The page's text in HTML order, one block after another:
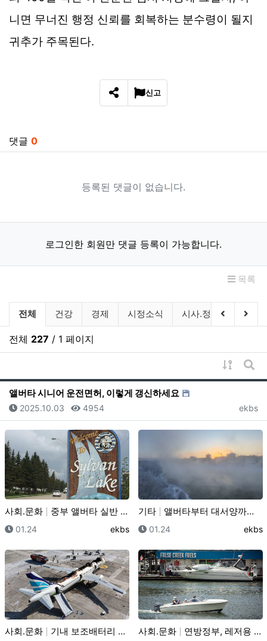
니면 무너진 행정 신뢰를 회복하는 분수령이 될지
귀추가 주목된다.
SNS 공유
신고
댓글 0
등록된 댓글이 없습니다.
로그인한 회원만 댓글 등록이 가능합니다.
목록
유튜브(On-Air) 분류 목록
전체 건강 경제 시정소식 시사.정치 사건.
이전 분류
전체 227 / 1 페이지
게시물
게
앨버타 시니어 운전면허, 이렇게 갱신하세요
등록자
ekbs
등록일
2025.10.03 조회
4954
사회.문화 중부 앨버타 실반 레이크, '도시(City) 승격' 저…
등록일
01.24 등록자
ekbs
기타 앨버타부터 대서양까지… 이번 주말 캐나다 전역 '체감 …
등록일
01.24 등록
ekbs
사회.문화 기내 보조배터리 사용 전면 금지… 대한항공 등 5개사 … 사회.문화 연방정부, 레저용 보트 면허 5년 갱신 의무화… 유기 …